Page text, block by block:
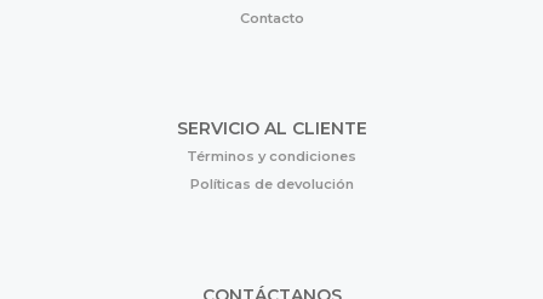
Contacto
SERVICIO AL CLIENTE
Términos y condiciones
Políticas de devolución